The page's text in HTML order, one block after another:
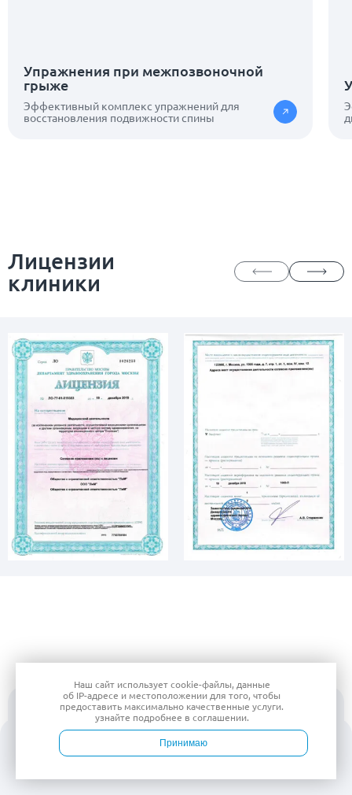
Упражнения при межпозвоночной
грыже
Эффективный комплекс упражнений для
восстановления подвижности спины
Лицензии
клиники
Наш сайт используетcookie-файлы, данные
об IP-адресе и местоположении для того, чтобы
предоставить максимально качественные услуги.
узнайте подробнее в соглашении.
Принимаю